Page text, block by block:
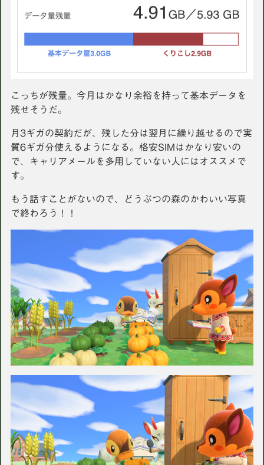
こっちが残量。今月はかなり余裕を持って基本データを
残せそうだ。
月3ギガの契約だが、残した分は翌月に繰り越せるので実
質6ギガ分使えるようになる。格安SIMはかなり安いの
で、キャリアメールを多用していない人にはオススメで
す。
もう話すことがないので、どうぶつの森のかわいい写真
で終わろう！！